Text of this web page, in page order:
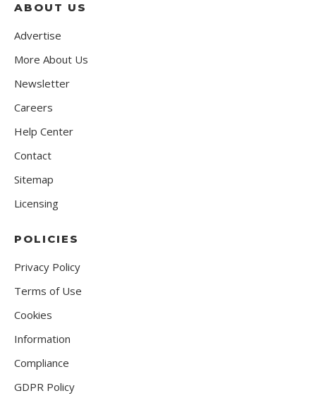
ABOUT US
Advertise
More About Us
Newsletter
Careers
Help Center
Contact
Sitemap
Licensing
POLICIES
Privacy Policy
Terms of Use
Cookies
Information
Compliance
GDPR Policy